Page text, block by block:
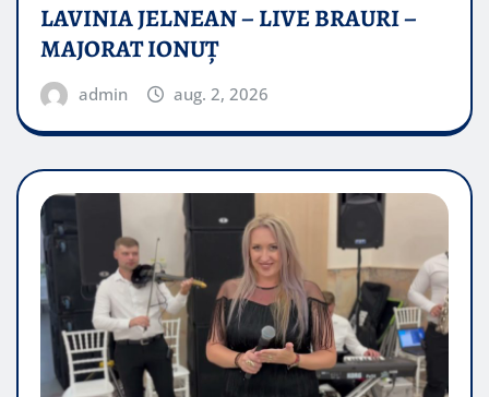
LAVINIA JELNEAN – LIVE BRAURI –
MAJORAT IONUŢ
admin aug. 2, 2026